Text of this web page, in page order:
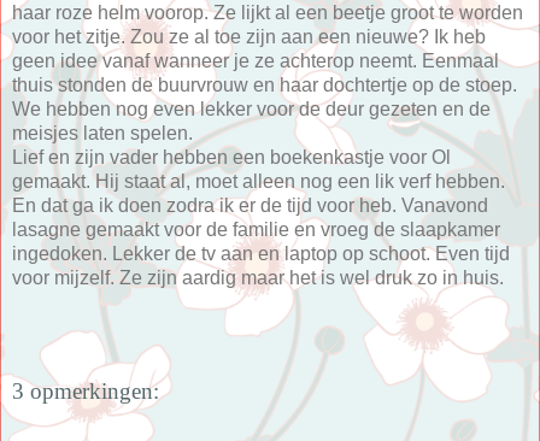
haar roze helm voorop. Ze lijkt al een beetje groot te worden
voor het zitje. Zou ze al toe zijn aan een nieuwe? Ik heb
geen idee vanaf wanneer je ze achterop neemt. Eenmaal
thuis stonden de buurvrouw en haar dochtertje op de stoep.
We hebben nog even lekker voor de deur gezeten en de
meisjes laten spelen.
Lief en zijn vader hebben een boekenkastje voor Ol
gemaakt. Hij staat al, moet alleen nog een lik verf hebben.
En dat ga ik doen zodra ik er de tijd voor heb. Vanavond
lasagne gemaakt voor de familie en vroeg de slaapkamer
ingedoken. Lekker de tv aan en laptop op schoot. Even tijd
voor mijzelf. Ze zijn aardig maar het is wel druk zo in huis.
3 opmerkingen: